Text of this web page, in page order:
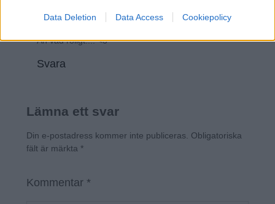
Data Deletion Data Access Cookiepolicy
oktober 11, 2018 kl. 9:46 f m
Åh vad roligt!!!! <3
Svara
Lämna ett svar
Din e-postadress kommer inte publiceras.
Obligatoriska
fält är märkta *
Kommentar *